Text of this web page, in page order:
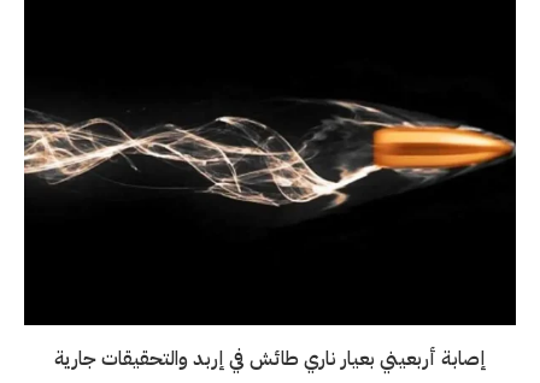
إصابة أربعيني بعيار ناري طائش في إربد والتحقيقات جارية